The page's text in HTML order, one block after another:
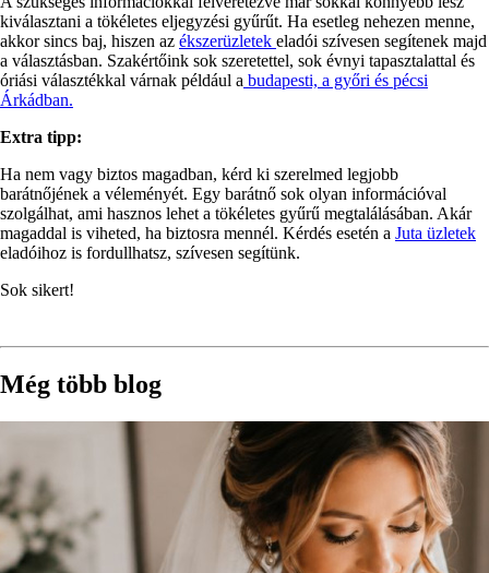
kiválasztani a tökéletes eljegyzési gyűrűt. Ha esetleg nehezen menne,
akkor sincs baj, hiszen az ékszerüzletek eladói szívesen segítenek majd
a választásban. Szakértőink sok szeretettel, sok évnyi tapasztalattal és
óriási választékkal várnak például a budapesti, a győri és pécsi
Árkádban.
Extra tipp:
Ha nem vagy biztos magadban, kérd ki szerelmed legjobb
barátnőjének a véleményét. Egy barátnő sok olyan információval
szolgálhat, ami hasznos lehet a tökéletes gyűrű megtalálásában. Akár
magaddal is viheted, ha biztosra mennél. Kérdés esetén a Juta üzletek
eladóihoz is fordullhatsz, szívesen segítünk.
Sok sikert!
Még több blog